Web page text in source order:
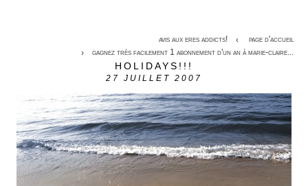
avis aux eres addicts!
page d'accueil
gagnez très facilement 1 abonnement d'un an à marie-claire...
HOLIDAYS!!!
27 JUILLET 2007